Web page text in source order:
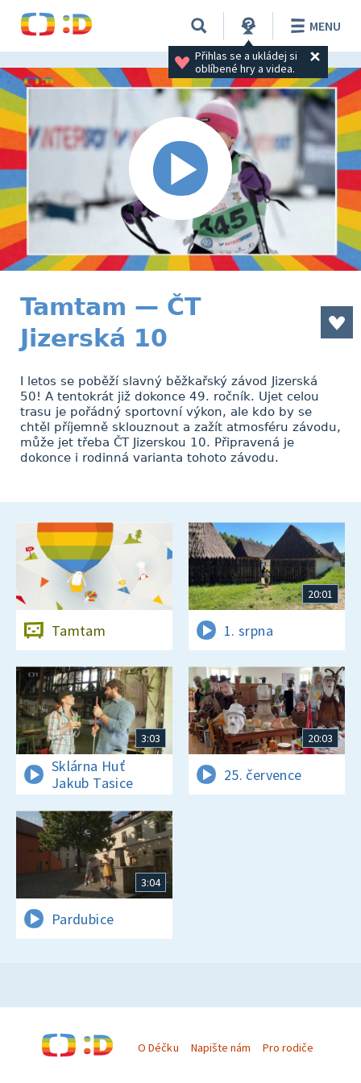
Přihlas se a ukládej si
oblíbené hry a videa.
MENU
Tamtam — ČT
Jizerská 10
I letos se poběží slavný běžkařský závod Jizerská
50! A tentokrát již dokonce 49. ročník. Ujet celou
trasu je pořádný sportovní výkon, ale kdo by se
chtěl příjemně sklouznout a zažít atmosféru závodu,
může jet třeba ČT Jizerskou 10. Připravená je
dokonce i rodinná varianta tohoto závodu.
Tamtam
20:01
1. srpna
3:03
Sklárna Huť
Jakub Tasice
20:03
25. července
3:04
Pardubice
O Déčku Napište nám Pro rodiče